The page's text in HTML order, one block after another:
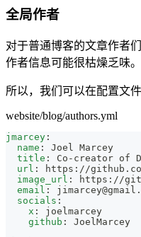
全局作者
对于普通博客的文章作者
作者信息可能很枯燥乏味。
所以，我们可以在配置文
website/blog/authors.yml
jmarcey :
name :
Joel Marcey
title : Co - creator of
url : https : //
image_url : https : //
email :
socials :
x :
joelmarcey
github :
JoelMarcey